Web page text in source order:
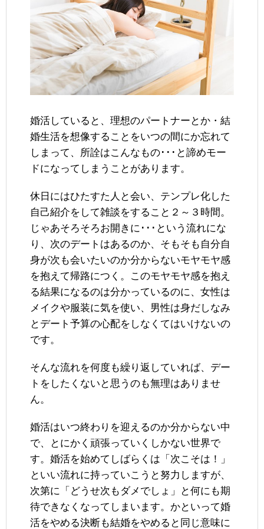
婚活していると、理想のパートナーとか・結
婚生活を想像することをいつの間にか忘れて
しまって、所詮はこんなもの･･･と諦めモー
ドになってしまうことがあります。
休日にはひたすた人と会い、テンプレ化した
自己紹介をして雑談をすること２～３時間。
じゃあそろそろお開きに･･･という流れにな
り、次のデートはあるのか、そもそも自分自
身が次も会いたいのか分からないモヤモヤ感
を抱えて帰路につく。このモヤモヤ感を抱え
る結果になるのは分かっているのに、女性は
メイクや服装に気を使い、男性は身だしなみ
とデート予算の心配をしなくてはいけないの
です。
そんな流れを何度も繰り返していれば、デー
トをしたくないと思うのも無理はありませ
ん。
婚活はいつ終わりを迎えるのか分からない中
で、とにかく頑張っていくしかない世界で
す。婚活を始めてしばらくは「次こそは！」
といい流れに持っていこうと努力しますが、
次第に「どうせ次もダメでしょ」と何にも期
待できなくなってしまいます。かといって婚
活をやめる決断も結婚をやめると同じ意味に